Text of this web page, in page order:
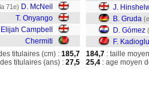
71e) D. McNeil
T. Onyango
Elijah Campbell
Chermiti
J.
B. Gruda
D. Gómez
F. Kadioglu
titulaires (cm) : 185,7
titulaires (ans) : 27,5
184,7 : taille
25,4 : age moyen